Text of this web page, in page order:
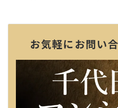
お気軽にお問い